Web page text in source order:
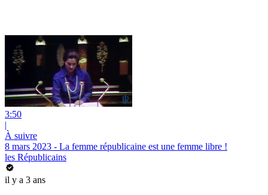
3:50
|
À suivre
8 mars 2023 - La femme républicaine est une femme libre !
les Républicains
il y a 3 ans